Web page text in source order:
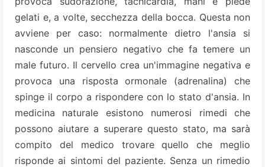
gelati e, a volte, secchezza della bocca. Questa non
avviene per caso: normalmente dietro l'ansia si
nasconde un pensiero negativo che fa temere un
male futuro. Il cervello crea un'immagine negativa e
provoca una risposta ormonale (adrenalina) che
spinge il corpo a rispondere con lo stato d'ansia. In
medicina naturale esistono numerosi rimedi che
possono aiutare a superare questo stato, ma sarà
compito del medico trovare quello che meglio
risponde ai sintomi del paziente. Senza un rimedio